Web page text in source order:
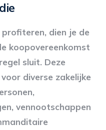
dien je de
koopovereenkomst
sluit. Deze
diverse zakelijke
vennootschappen